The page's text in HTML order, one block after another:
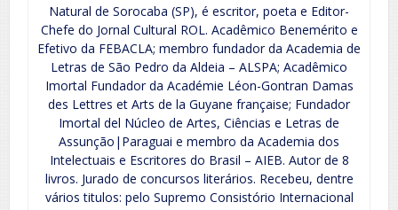
Natural de Sorocaba (SP), é escritor, poeta e Editor-
Chefe do Jornal Cultural ROL. Acadêmico Benemérito e
Efetivo da FEBACLA; membro fundador da Academia de
Letras de São Pedro da Aldeia – ALSPA; Acadêmico
Imortal Fundador da Académie Léon-Gontran Damas
des Lettres et Arts de la Guyane française; Fundador
Imortal del Núcleo de Artes, Ciências e Letras de
Assunção|Paraguai e membro da Academia dos
Intelectuais e Escritores do Brasil – AIEB. Autor de 8
livros. Jurado de concursos literários. Recebeu, dentre
vários titulos: pelo Supremo Consistório Internacional